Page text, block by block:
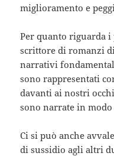
miglioramento e
Per quanto riguarda
scrittore di romanzi
narrativi
sono rappresentati
davanti ai nostri
sono narrate in
Ci si può anche
di sussidio agli altri